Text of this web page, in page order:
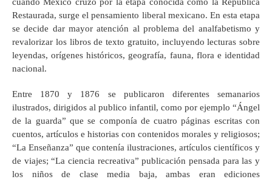
cuando México cruzó por la etapa conocida como la República
Restaurada, surge el pensamiento liberal mexicano. En esta etapa
se decide dar mayor atención al problema del analfabetismo y
revalorizar los libros de texto gratuito, incluyendo lecturas sobre
leyendas, orígenes históricos, geografía, fauna, flora e identidad
nacional.
Entre 1870 y 1876 se publicaron diferentes semanarios
ilustrados, dirigidos al publico infantil, como por ejemplo “Ángel
de la guarda” que se componía de cuatro páginas escritas con
cuentos, artículos e historias con contenidos morales y religiosos;
“La Enseñanza” que contenía ilustraciones, artículos científicos y
de viajes; “La ciencia recreativa” publicación pensada para las y
los niños de clase media baja, ambas eran ediciones